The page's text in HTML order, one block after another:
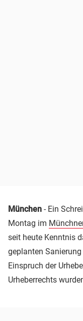
München - Ein
Montag im
seit heute Kenntnis
geplanten Sanierung
Einspruch der
Urheberrechts